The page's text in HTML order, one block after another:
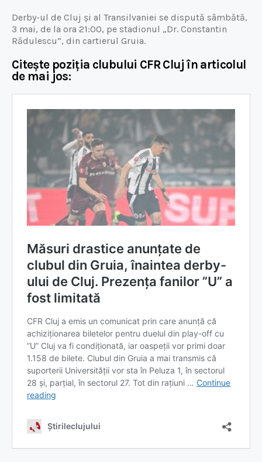
Derby-ul de Cluj și al Transilvaniei se dispută sâmbătă,
3 mai, de la ora 21:00, pe stadionul „Dr. Constantin
Rădulescu”, din cartierul Gruia.
Citește poziția clubului CFR Cluj în articolul
de mai jos: